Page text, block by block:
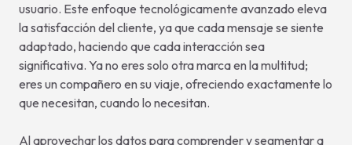
usuario. Este enfoque tecnológicamente avanzado eleva
la satisfacción del cliente, ya que cada mensaje se siente
adaptado, haciendo que cada interacción sea
significativa. Ya no eres solo otra marca en la multitud;
eres un compañero en su viaje, ofreciendo exactamente lo
que necesitan, cuando lo necesitan.
Al aprovechar los datos para comprender y segmentar a